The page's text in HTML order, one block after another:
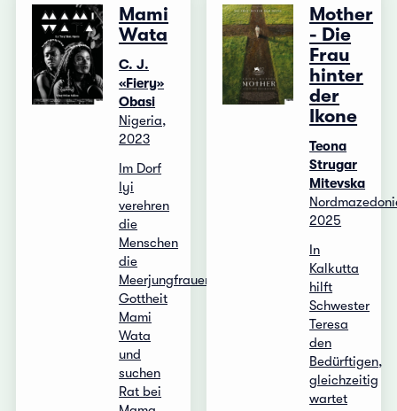
Mami
Wata
C. J.
«Fiery»
Obasi
Nigeria,
2023
Im Dorf
Iyi
verehren
die
Menschen
die
Meerjungfrauen-
Gottheit
Mami
Wata
und
suchen
Rat bei
Mother
- Die
Frau
hinter
der
Ikone
Teona
Strugar
Mitevska
2025
In
Kalkutta
hilft
Schwester
Teresa
den
Bedürftigen,
gleichzeitig
wartet